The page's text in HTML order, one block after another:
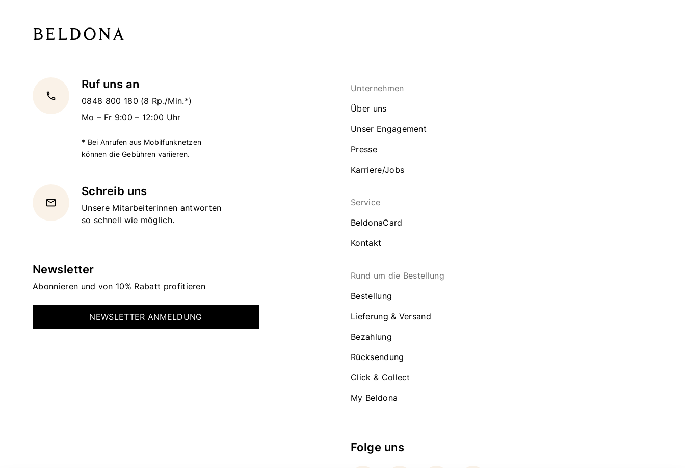
local_phone
Ruf uns an
0848 800 180 (8 Rp./Min.*)
Mo – Fr 9:00 – 12:00 Uhr
* Bei Anrufen aus Mobilfunknetzen
können die Gebühren variieren.
email
Schreib uns
Unsere Mitarbeiterinnen antworten
so schnell wie möglich.
Newsletter
Abonnieren und von 10% Rabatt profitieren
NEWSLETTER ANMELDUNG
Unternehmen
Über uns
Unser Engagement
Presse
Karriere/Jobs
Service
BeldonaCard
Kontakt
Rund um die Bestellung
Bestellung
Lieferung & Versand
Bezahlung
Rücksendung
Click & Collect
My Beldona
Folge uns